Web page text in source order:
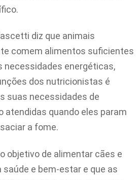
diz que animais
comem alimentos suficientes
necessidades energéticas,
dos nutricionistas é
suas necessidades de
atendidas quando eles param
a fome.
objetivo de alimentar cães e
e bem-estar e que as